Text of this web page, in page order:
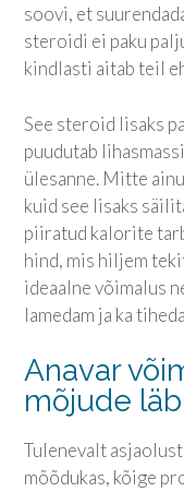
soovi, et
steroidi ei paku
kindlasti aitab teil
See steroid lisaks
puudutab
ülesanne. Mitte
kuid see lisaks
piiratud kalorite
hind, mis hiljem
ideaalne võimalus
lamedam ja ka
Anavar
mõjude
Tulenevalt
mõõdukas, kõige